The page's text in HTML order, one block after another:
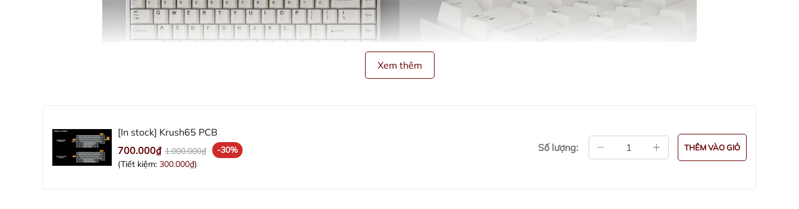
Xem thêm
[In stock] Krush65 PCB
700.000₫ 1.000.000₫
-30%
(Tiết kiệm: 300.000₫)
Số lượng: THÊM VÀO GIỎ